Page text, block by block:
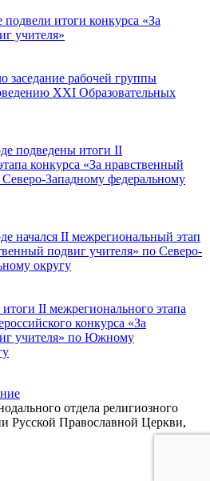
итоги конкурса «За
учителя»
заседание рабочей группы
XXI Образовательных
подведены итоги II
конкурса «За нравственный
Западному федеральному
начался II межрегиональный этап
подвиг учителя» по Северо-
округу
II межрегионального этапа
конкурса «За
учителя» по Южному
отдела религиозного
Русской Православной Церкви,